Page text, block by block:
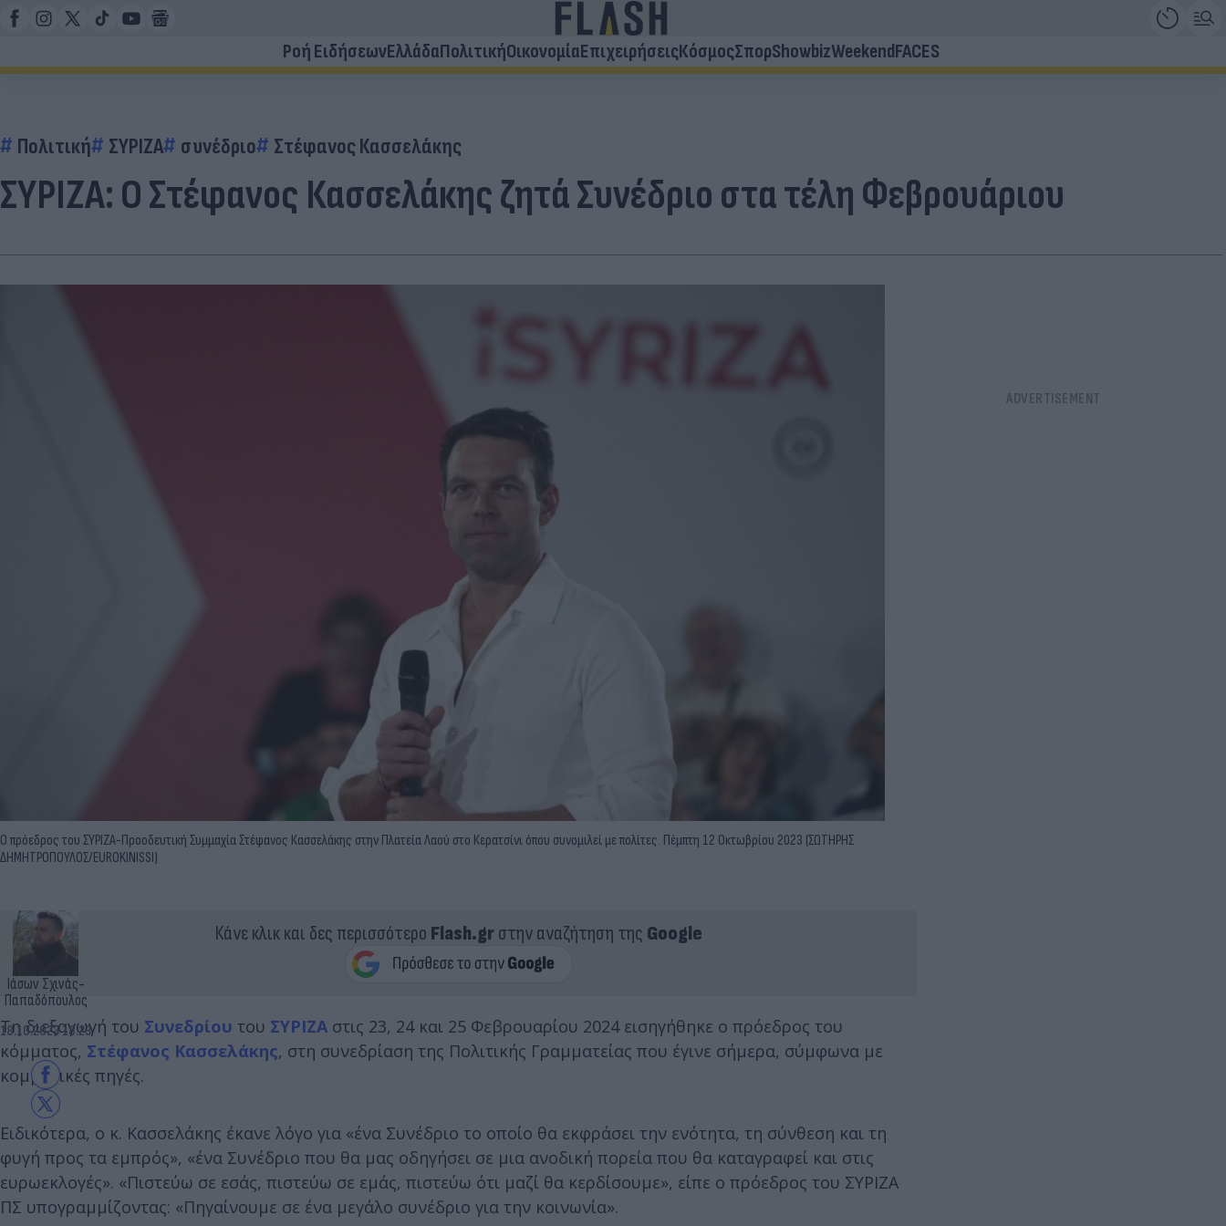
Ροή ΕιδήσεωνΕλλάδαΠολιτικήΟικονομίαΕπιχειρήσειςΚόσμοςΣπορShowbizWeekendFACES
Πολιτική ΣΥΡΙΖΑ συνέδριο Στέφανος Κασσελάκης
ΣΥΡΙΖΑ: Ο Στέφανος Κασσελάκης ζητά Συνέδριο στα τέλη Φεβρουάριου
Ο πρόεδρος του ΣΥΡΙΖΑ-Προοδευτική Συμμαχία Στέφανος Κασσελάκης στην Πλατεία Λαού στο Κερατσίνι όπου συνομιλεί με πολίτες. Πέμπτη 12 Οκτωβρίου 2023 (ΣΩΤΗΡΗΣ
ΔΗΜΗΤΡΟΠΟΥΛΟΣ/EUROKINISSI)
Ιάσων Σχινάς-
Παπαδόπουλος
18.10.2023 18:23
Κάνε κλικ και δες περισσότερο Flash.grστην αναζήτηση της Google
Τη διεξαγωγή του Συνεδρίου του ΣΥΡΙΖΑ στις 23, 24 και 25 Φεβρουαρίου 2024 εισηγήθηκε ο πρόεδρος του
κόμματος, Στέφανος Κασσελάκης, στη συνεδρίαση της Πολιτικής Γραμματείας που έγινε σήμερα, σύμφωνα με
κομματικές πηγές.
Ειδικότερα, ο κ. Κασσελάκης έκανε λόγο για «ένα Συνέδριο το οποίο θα εκφράσει την ενότητα, τη σύνθεση και τη
φυγή προς τα εμπρός», «ένα Συνέδριο που θα μας οδηγήσει σε μια ανοδική πορεία που θα καταγραφεί και στις
ευρωεκλογές». «Πιστεύω σε εσάς, πιστεύω σε εμάς, πιστεύω ότι μαζί θα κερδίσουμε», είπε ο πρόεδρος του ΣΥΡΙΖΑ
ΠΣ υπογραμμίζοντας: «Πηγαίνουμε σε ένα μεγάλο συνέδριο για την κοινωνία».